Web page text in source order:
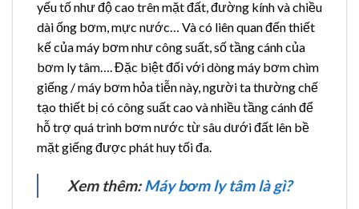
yếu tố như độ cao trên mặt đất, đường kính và chiều
dài ống bơm, mực nước… Và có liên quan đến thiết
kế của máy bơm như công suất, số tầng cánh của
bơm ly tâm…. Đặc biệt đối với dòng máy bơm chìm
giếng / máy bơm hỏa tiễn này, người ta thường chế
tạo thiết bị có công suất cao và nhiều tầng cánh để
hỗ trợ quá trình bơm nước từ sâu dưới đất lên bề
mặt giếng được phát huy tối đa.
Xem thêm:Máy bơm ly tâm là gì?